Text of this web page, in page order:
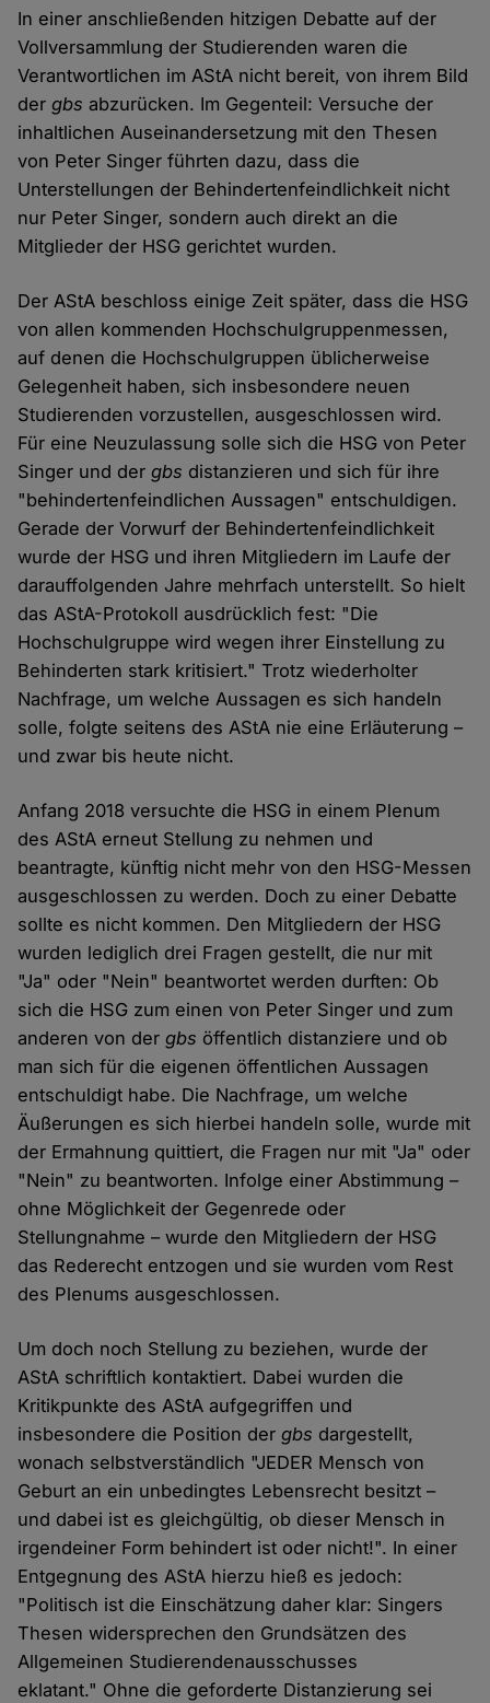
In einer anschließenden hitzigen Debatte auf der
Vollversammlung der Studierenden waren die
Verantwortlichen im AStA nicht bereit, von ihrem Bild
dergbs abzurücken. Im Gegenteil: Versuche der
inhaltlichen Auseinandersetzung mit den Thesen
von Peter Singer führten dazu, dass die
Unterstellungen der Behindertenfeindlichkeit nicht
nur Peter Singer, sondern auch direkt an die
Mitglieder der HSG gerichtet wurden.
Der AStA beschloss einige Zeit später, dass die HSG
von allen kommenden Hochschulgruppenmessen,
auf denen die Hochschulgruppen üblicherweise
Gelegenheit haben, sich insbesondere neuen
Studierenden vorzustellen, ausgeschlossen wird.
Für eine Neuzulassung solle sich die HSG von Peter
Singer und dergbs distanzieren und sich für ihre
"behindertenfeindlichen Aussagen" entschuldigen.
Gerade der Vorwurf der Behindertenfeindlichkeit
wurde der HSG und ihren Mitgliedern im Laufe der
darauffolgenden Jahre mehrfach unterstellt. So hielt
das AStA-Protokoll ausdrücklich fest: "Die
Hochschulgruppe wird wegen ihrer Einstellung zu
Behinderten stark kritisiert." Trotz wiederholter
Nachfrage, um welche Aussagen es sich handeln
solle, folgte seitens des AStA nie eine Erläuterung –
und zwar bis heute nicht.
Anfang 2018 versuchte die HSG in einem Plenum
des AStA erneut Stellung zu nehmen und
beantragte, künftig nicht mehr von den HSG-Messen
ausgeschlossen zu werden. Doch zu einer Debatte
sollte es nicht kommen. Den Mitgliedern der HSG
wurden lediglich drei Fragen gestellt, die nur mit
"Ja" oder "Nein" beantwortet werden durften: Ob
sich die HSG zum einen von Peter Singer und zum
anderen von dergbs öffentlich distanziere und ob
man sich für die eigenen öffentlichen Aussagen
entschuldigt habe. Die Nachfrage, um welche
Äußerungen es sich hierbei handeln solle, wurde mit
der Ermahnung quittiert, die Fragen nur mit "Ja" oder
"Nein" zu beantworten. Infolge einer Abstimmung –
ohne Möglichkeit der Gegenrede oder
Stellungnahme – wurde den Mitgliedern der HSG
das Rederecht entzogen und sie wurden vom Rest
des Plenums ausgeschlossen.
Um doch noch Stellung zu beziehen, wurde der
AStA schriftlich kontaktiert. Dabei wurden die
Kritikpunkte des AStA aufgegriffen und
insbesondere die Position dergbs dargestellt,
wonach selbstverständlich "JEDER Mensch von
Geburt an ein unbedingtes Lebensrecht besitzt –
und dabei ist es gleichgültig, ob dieser Mensch in
irgendeiner Form behindert ist oder nicht!". In einer
Entgegnung des AStA hierzu hieß es jedoch:
"Politisch ist die Einschätzung daher klar: Singers
Thesen widersprechen den Grundsätzen des
Allgemeinen Studierendenausschusses
eklatant." Ohne die geforderte Distanzierung sei